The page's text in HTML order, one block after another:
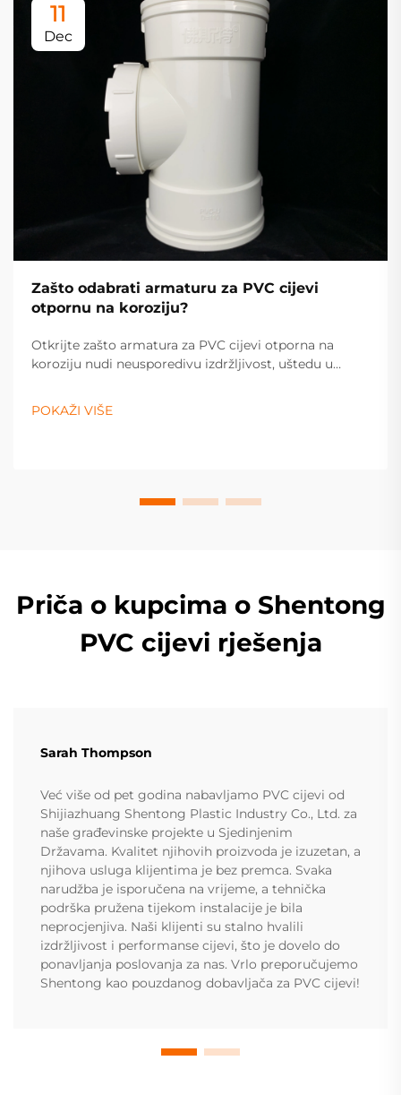
11
Dec
Zašto odabrati armaturu za PVC cijevi
otpornu na koroziju?
Otkrijte zašto armatura za PVC cijevi otporna na
koroziju nudi neusporedivu izdržljivost, uštedu u
sustave. Saznajte više već sada.
POKAŽI VIŠE
Priča o kupcima o Shentong
PVC cijevi rješenja
Sarah Thompson
Već više od pet godina nabavljamo PVC cijevi od
Shijiazhuang Shentong Plastic Industry Co., Ltd. za
naše građevinske projekte u Sjedinjenim
Državama. Kvalitet njihovih proizvoda je izuzetan, a
njihova usluga klijentima je bez premca. Svaka
narudžba je isporučena na vrijeme, a tehnička
podrška pružena tijekom instalacije je bila
neprocjenjiva. Naši klijenti su stalno hvalili
izdržljivost i performanse cijevi, što je dovelo do
ponavljanja poslovanja za nas. Vrlo preporučujemo
Shentong kao pouzdanog dobavljača za PVC cijevi!